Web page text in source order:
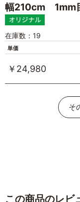
幅210cm 1mm
在庫数：19
単価
￥24,980
そ
この商品のレビ